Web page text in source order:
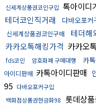
신세계상품권코인구입 톡아이디
테더코인직거래
다바오포커
신세계상품권코인구매
테더해
카카오톡해킹가격 카카오
fds코인 암호화폐 구매대행 카
아이디판매 카톡아이디판매
95 다바오포커구입
백화점상품권현금화98
롯데상